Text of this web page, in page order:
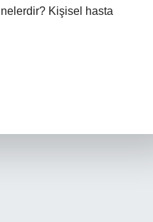
nelerdir? Kişisel hasta